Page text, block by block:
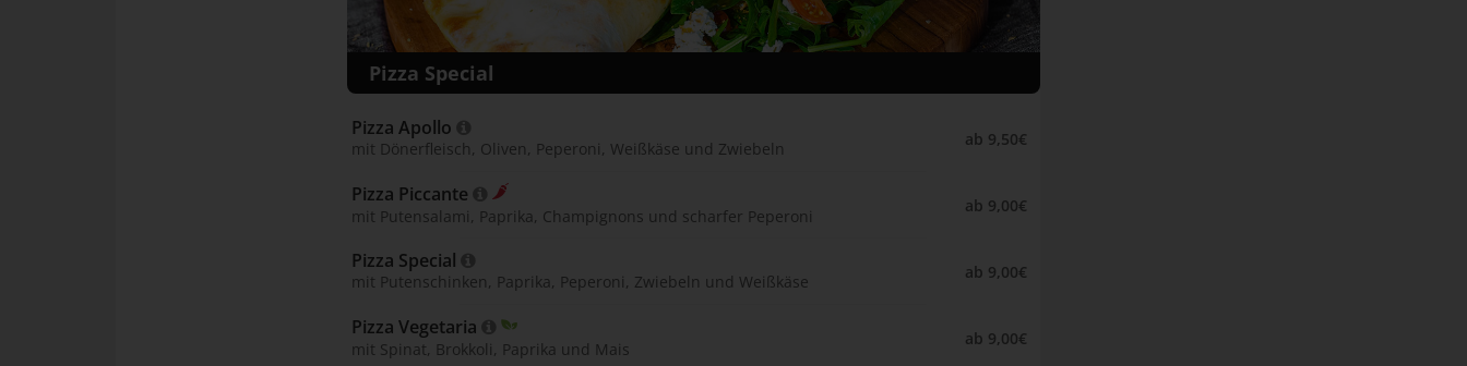
Pizza Special
Pizza Apollo
mit Dönerfleisch, Oliven, Peperoni, Weißkäse und Zwiebeln ab 9,50€
Pizza Piccante
mit Putensalami, Paprika, Champignons und scharfer Peperoni
ab 9,00€
Pizza Special
mit Putenschinken, Paprika, Peperoni, Zwiebeln und Weißkäse ab 9,00€
Pizza Vegetaria
mit Spinat, Brokkoli, Paprika und Mais
ab 9,00€